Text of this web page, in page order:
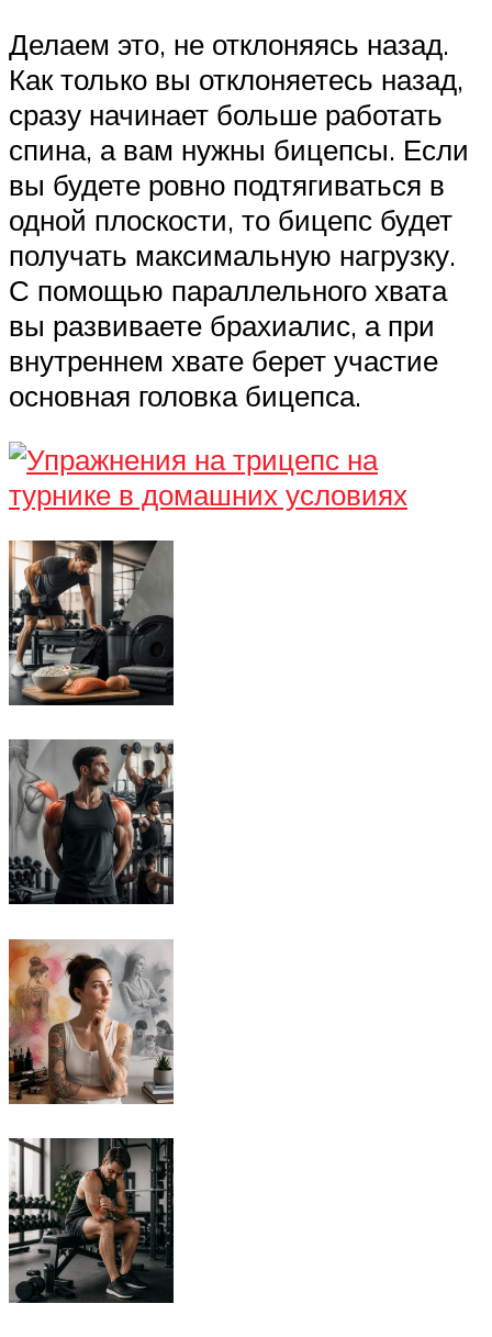
Делаем это, не отклоняясь назад.
Как только вы отклоняетесь назад,
сразу начинает больше работать
спина, а вам нужны бицепсы. Если
вы будете ровно подтягиваться в
одной плоскости, то бицепс будет
получать максимальную нагрузку.
С помощью параллельного хвата
вы развиваете брахиалис, а при
внутреннем хвате берет участие
основная головка бицепса.